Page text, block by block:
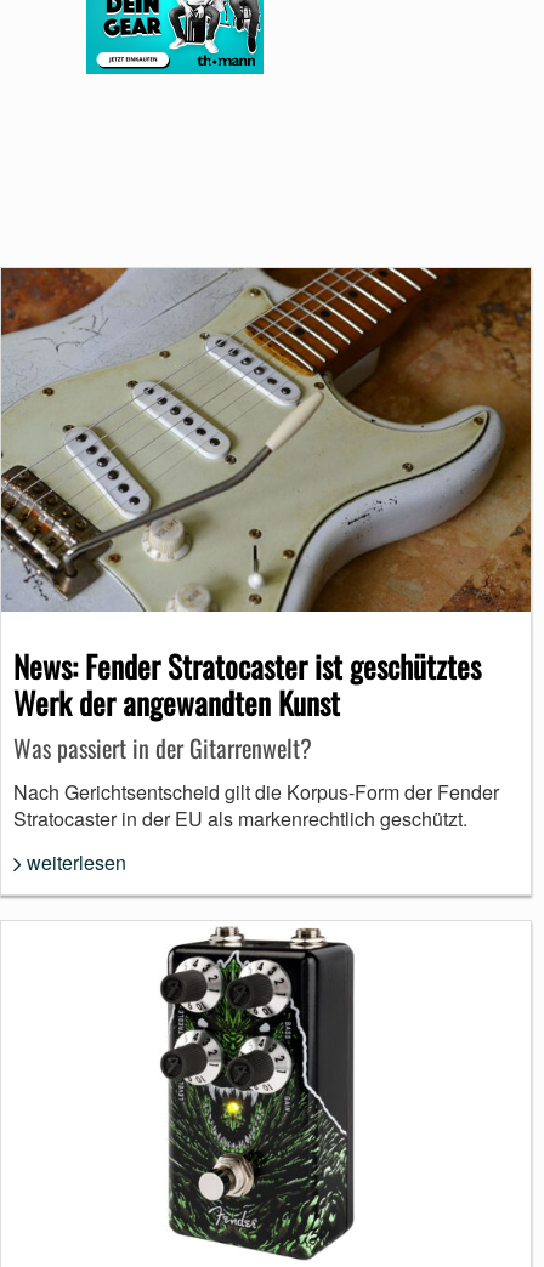
News: Fender Stratocaster ist geschütztes
Werk der angewandten Kunst
Was passiert in der Gitarrenwelt?
Nach Gerichtsentscheid gilt die Korpus-Form der Fender
Stratocaster in der EU als markenrechtlich geschützt.
weiterlesen